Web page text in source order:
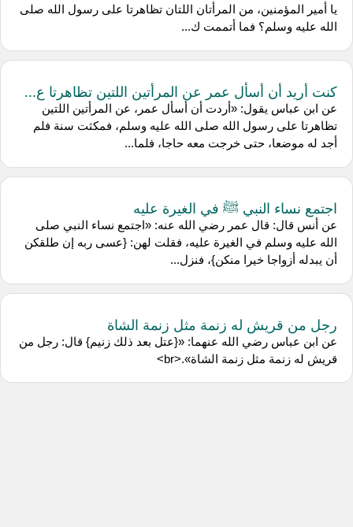
يا أمير المؤمنين، من المرأتان اللتان تظاهرتا على رسول الله صلى
الله عليه وسلم؟ فما أتممت ك...
كنت أريد أن أسأل عمر عن المرأتين اللتين تظاهرتا ع...
عن ابن عباس يقول: «أردت أن أسأل عمر، عن المرأتين اللتين
تظاهرتا على رسول الله صلى الله عليه وسلم، فمكثت سنة فلم
أجد له موضعا، حتى خرجت معه حاجا، فلما...
اجتمع نساء النبي ﷺ في الغيرة عليه
عن ‌أنس قال: قال ‌عمر رضي الله عنه: «اجتمع نساء النبي صلى
الله عليه وسلم في الغيرة عليه، فقلت لهن: {عسى ربه إن طلقكن
أن يبدله أزواجا خيرا منكن}، فنزل...
رجل من قريش له زنمة مثل زنمة الشاة
عن ‌ابن عباس رضي الله عنهما: «{عتل بعد ذلك زنيم} قال: رجل من
قريش له زنمة مثل زنمة الشاة».<br>